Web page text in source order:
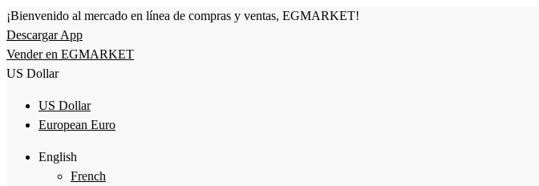
¡Bienvenido al mercado en línea de compras y ventas, EGMARKET!
Descargar App
Vender en EGMARKET
US Dollar
US Dollar
European Euro
English
French